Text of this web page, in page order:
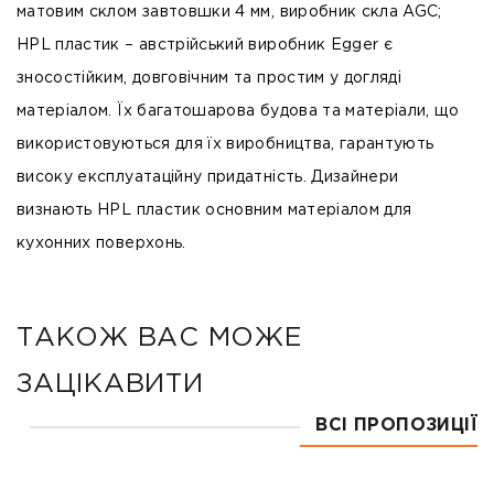
матовим склом завтовшки 4 мм, виробник скла AGC;
HPL пластик – австрійський виробник Egger є
зносостійким, довговічним та простим у догляді
матеріалом. Їх багатошарова будова та матеріали, що
використовуються для їх виробництва, гарантують
високу експлуатаційну придатність. Дизайнери
визнають HPL пластик основним матеріалом для
кухонних поверхонь.
ТАКОЖ ВАС МОЖЕ
ЗАЦІКАВИТИ
ВСІ ПРОПОЗИЦІЇ